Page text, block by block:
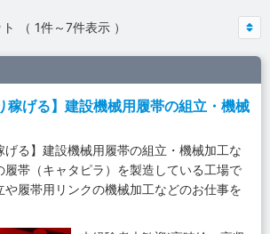
（ 1件～7件表示 ）
稼げる】建設機械用履帯の組立・機械
げる】建設機械用履帯の組立・機械加工な
履帯（キャタピラ）を製造している工場で
履帯用リンクの機械加工などのお仕事を